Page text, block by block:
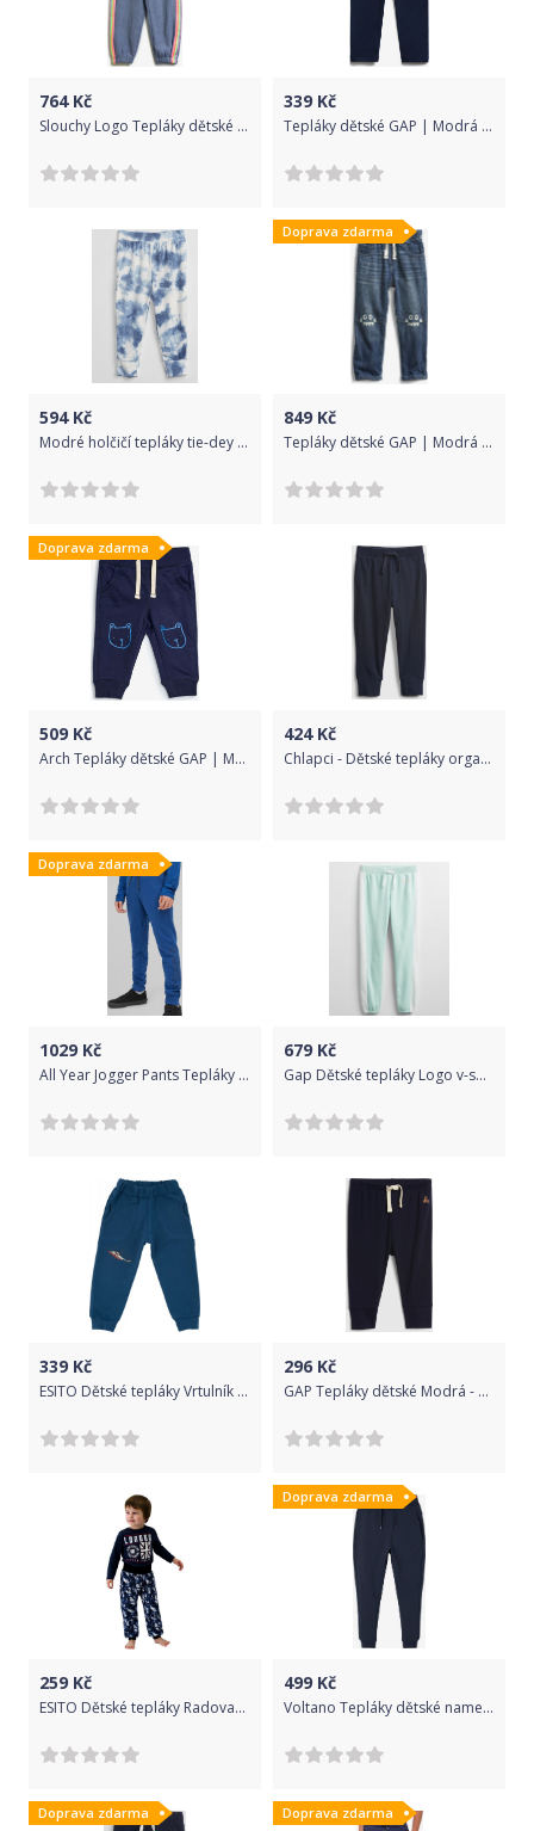
764Kč
Slouchy Logo Tepláky dětské GAP | Modrá | Dívčí | L
339 Kč
Tepláky dětské GAP | Modrá | Chlapecké | 5 let
594Kč
Modré holčičí tepláky tie-dey pull-on jogger - 80-86
Doprava zdarma
849 Kč
Tepláky dětské GAP | Modrá | Chlapecké | 5 let
Doprava zdarma
509 Kč
Arch Tepláky dětské GAP | Modrá | Chlapecké | 18-24 měsíců
424Kč
Chlapci - Dětské tepláky organic Modrá - 80-86
Doprava zdarma
1029 Kč
All Year Jogger Pants Tepláky dětské O'Neill | Modrá | Chlapecké | 152
679 Kč
Gap Dětské tepláky Logo v-sp jogger S
339 Kč
ESITO Dětské tepláky Vrtulník vel. 98 až 116, Barva modrá, Velikost 116
296 Kč
GAP Tepláky dětské Modrá - 3-6M
259 Kč
ESITO Dětské tepláky Radovan vel. 92 až 104, Barva bílo-modrá, Velikost 104
Doprava zdarma
499 Kč
Voltano Tepláky dětské name it | Modrá | Chlapecké | 140
Doprava zdarma Doprava zdarma